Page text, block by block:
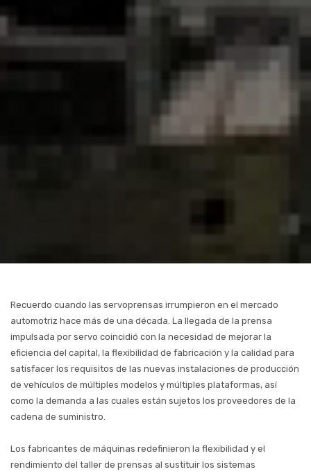
Recuerdo cuando las servoprensas irrumpieron en el mercado
automotriz hace más de una década. La llegada de la prensa
impulsada por servo coincidió con la necesidad de mejorar la
eficiencia del capital, la flexibilidad de fabricación y la calidad para
satisfacer los requisitos de las nuevas instalaciones de producción
de vehículos de múltiples modelos y múltiples plataformas, así
como la demanda a las cuales están sujetos los proveedores de la
cadena de suministro.
Los fabricantes de máquinas redefinieron la flexibilidad y el
rendimiento del taller de prensas al sustituir los sistemas